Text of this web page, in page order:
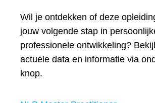
Wil je ontdekken of deze
jouw volgende stap in
professionele ontwikkeling?
actuele data en informatie via
knop.